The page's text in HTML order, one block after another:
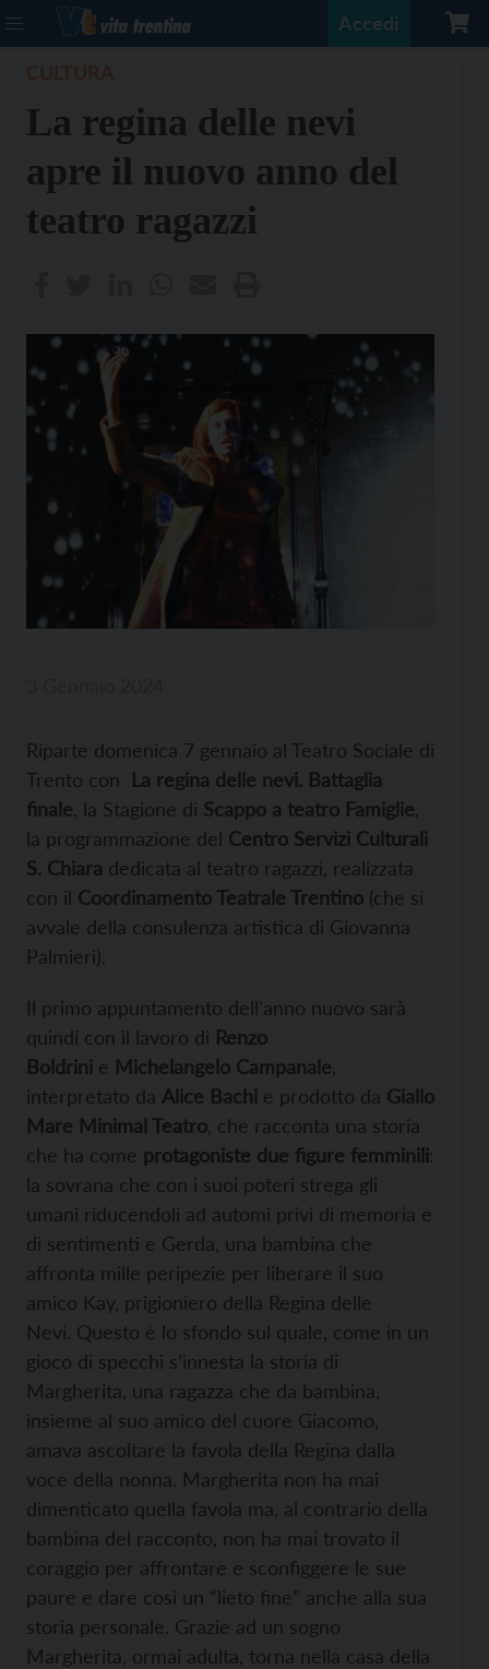
Accedi
La regina delle nevi
apre il nuovo anno del
teatro ragazzi
Riparte domenica 7 gennaio al Teatro Sociale di
Trento con La regina delle nevi. Battaglia
finale , la Stagione di Scappo a teatro Famiglie
la programmazione del Centro Servizi Culturali
S. Chiara dedicata al teatro ragazzi, realizzata
con il Coordinamento Teatrale Trentino (che si
avvale della consulenza artistica di Giovanna
Palmieri).
Il primo appuntamento dell’anno nuovo sarà
quindi con il lavoro di Renzo
Boldrini e Michelangelo Campanale
interpretato da Alice Bachi e prodotto da Giallo
Mare Minimal Teatro , che racconta una storia
che ha come protagoniste due figure femminili:
la sovrana che con i suoi poteri strega gli
umani riducendoli ad automi privi di memoria e
di sentimenti e Gerda, una bambina che
affronta mille peripezie per liberare il suo
amico Kay, prigioniero della Regina delle
Nevi. Questo è lo sfondo sul quale, come in un
gioco di specchi s’innesta la storia di
Margherita, una ragazza che da bambina,
insieme al suo amico del cuore Giacomo,
amava ascoltare la favola della Regina dalla
voce della nonna. Margherita non ha mai
dimenticato quella favola ma, al contrario della
bambina del racconto, non ha mai trovato il
coraggio per affrontare e sconfiggere le sue
paure e dare così un “lieto fine” anche alla sua
storia personale. Grazie ad un sogno
Margherita, ormai adulta, torna nella casa della